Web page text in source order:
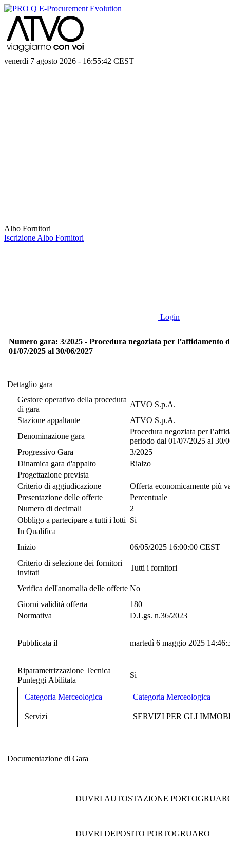
venerdì 7 agosto 2026 - 16:55:43 CEST
Albo Fornitori
Iscrizione Albo Fornitori
Login
Numero gara: 3/2025 - Procedura negoziata per
01/07/2025 al 30/06/2027
Dettaglio gara
Gestore operativo della procedura
di gara
ATVO S.p.A.
Stazione appaltante
ATVO S.p.A.
Denominazione gara
Procedura negoziata per
periodo dal 01/07/2025 al 30/
Progressivo Gara
3/2025
Dinamica gara d'appalto
Rialzo
Progettazione prevista
Criterio di aggiudicazione
Offerta economicamente più
Presentazione delle offerte
Percentuale
Numero di decimali
2
Obbligo a partecipare a tutti i lotti Si
In Qualifica
Inizio
06/05/2025 16:00:00 CEST
Criterio di selezione dei fornitori
invitati
Tutti i fornitori
Verifica dell'anomalia delle offerte No
Giorni validità offerta
180
Normativa
D.Lgs. n.36/2023
Pubblicata il martedì 6 maggio 2025
Riparametrizzazione Tecnica
Punteggi Abilitata
Sì
Categoria Merceologica Categoria Merceologica
Servizi SERVIZI PER GLI
Documentazione di Gara
DUVRI AUTOSTAZIONE
DUVRI DEPOSITO PORTOGRUARO